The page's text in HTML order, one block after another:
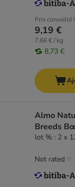
Prix conseillé
9,19 €
7,66 € / kg
8,73 €
Almo
Breeds
lot % : 2 x
Not rated